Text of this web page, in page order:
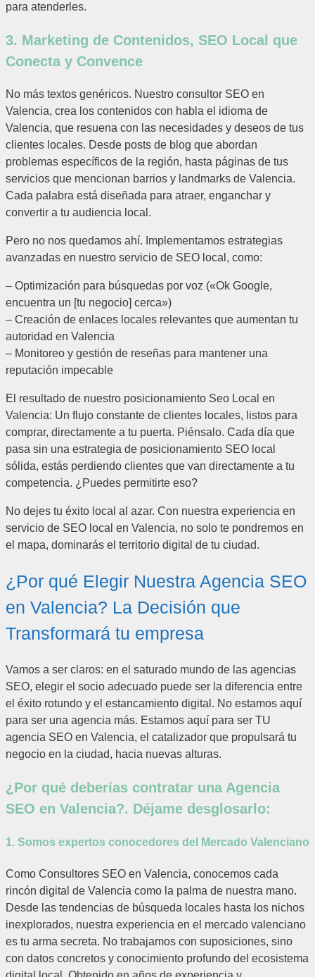
para atenderles.
3. Marketing de Contenidos, SEO Local que
Conecta y Convence
No más textos genéricos. Nuestro consultor SEO en
Valencia, crea los contenidos con habla el idioma de
Valencia, que resuena con las necesidades y deseos de tus
clientes locales. Desde posts de blog que abordan
problemas específicos de la región, hasta páginas de tus
servicios que mencionan barrios y landmarks de Valencia.
Cada palabra está diseñada para atraer, enganchar y
convertir a tu audiencia local.
Pero no nos quedamos ahí. Implementamos estrategias
avanzadas en nuestro servicio de SEO local, como:
– Optimización para búsquedas por voz («Ok Google,
encuentra un [tu negocio] cerca»)
– Creación de enlaces locales relevantes que aumentan tu
autoridad en Valencia
– Monitoreo y gestión de reseñas para mantener una
reputación impecable
El resultado de nuestro posicionamiento Seo Local en
Valencia: Un flujo constante de clientes locales, listos para
comprar, directamente a tu puerta. Piénsalo. Cada día que
pasa sin una estrategia de posicionamiento SEO local
sólida, estás perdiendo clientes que van directamente a tu
competencia. ¿Puedes permitirte eso?
No dejes tu éxito local al azar. Con nuestra experiencia en
servicio de SEO local en Valencia, no solo te pondremos en
el mapa, dominarás el territorio digital de tu ciudad.
¿Por qué Elegir Nuestra Agencia SEO
en Valencia? La Decisión que
Transformará tu empresa
Vamos a ser claros: en el saturado mundo de las agencias
SEO, elegir el socio adecuado puede ser la diferencia entre
el éxito rotundo y el estancamiento digital. No estamos aquí
para ser una agencia más. Estamos aquí para ser TU
agencia SEO en Valencia, el catalizador que propulsará tu
negocio en la ciudad, hacia nuevas alturas.
¿Por qué deberías contratar una Agencia
SEO en Valencia?. Déjame desglosarlo:
1. Somos expertos conocedores del Mercado Valenciano
Como Consultores SEO en Valencia, conocemos cada
rincón digital de Valencia como la palma de nuestra mano.
Desde las tendencias de búsqueda locales hasta los nichos
inexplorados, nuestra experiencia en el mercado valenciano
es tu arma secreta. No trabajamos con suposiciones, sino
con datos concretos y conocimiento profundo del ecosistema